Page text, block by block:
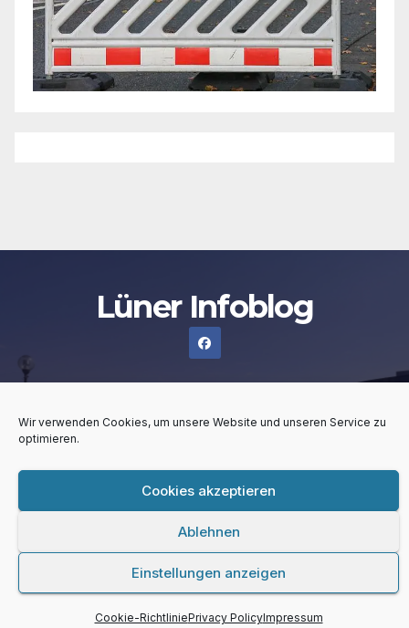
Wir verwenden Cookies, um unsere Website und unseren Service zu
optimieren.
Cookies akzeptieren
Ablehnen
Einstellungen anzeigen
Cookie-RichtliniePrivacy PolicyImpressum
Lüner Infoblog
Stolz präsentiert von WordPress|Theme:Newsupvon
Lüner InfoblogKontakt Impressum Privacy Policy
Cookie-Richtlinie (EU)